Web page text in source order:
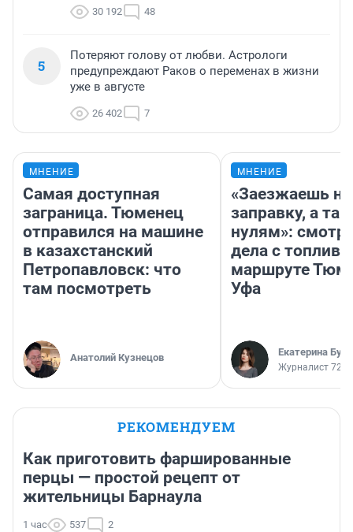
30 192 48
5
Потеряют голову от любви. Астрологи
предупреждают Раков о переменах в жизни
уже в августе
26 402 7
МНЕНИЕ
Самая доступная
заграница. Тюменец
отправился на машине
в казахстанский
Петропавловск: что
там посмотреть
Анатолий Кузнецов
МНЕНИЕ
«Заезжаешь на
заправку, а
нулям»:
дела с
маршруте
Уфа
Екатерина
Журналист
РЕКОМЕНДУЕМ
Как приготовить фаршированные
перцы — простой рецепт от
жительницы Барнаула
1 час 537 2